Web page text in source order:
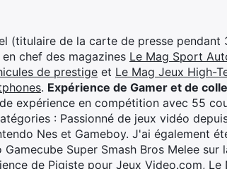
(titulaire de la carte de presse pendant
chef des magazines Le Mag Sport
de prestige et Le Mag Jeux High-
. Expérience de Gamer et de
expérience en compétition avec 55
: Passionné de jeux vidéo
Nes et Gameboy. J'ai également
Super Smash Bros Melee sur
de Pigiste pour Jeux Video.com, Le